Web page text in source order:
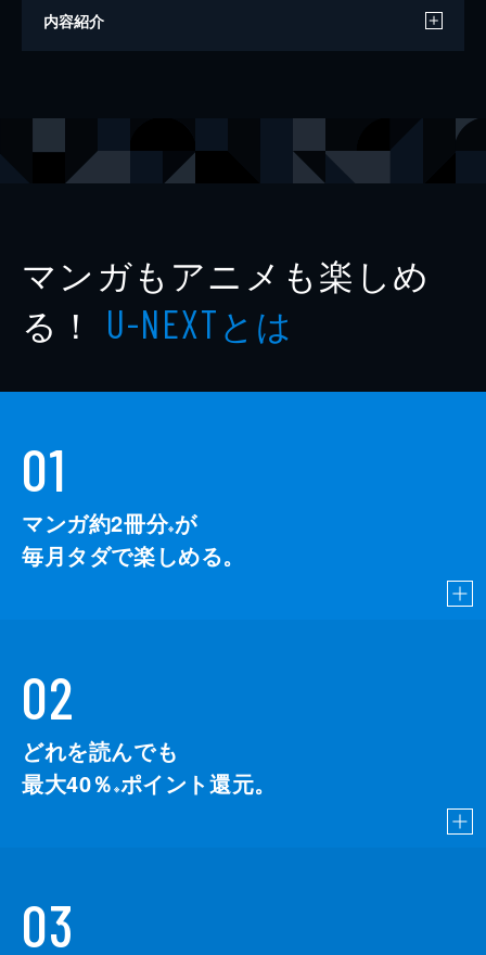
著者
内容紹介
マンガもアニメも楽しめ
る！ U-NEXTとは
01
マンガ約2冊分※が
毎月タダで楽しめる。
02
どれを読んでも
最大40％ ※ポイント還元。
03